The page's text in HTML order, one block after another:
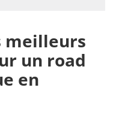
meilleurs
un road
en